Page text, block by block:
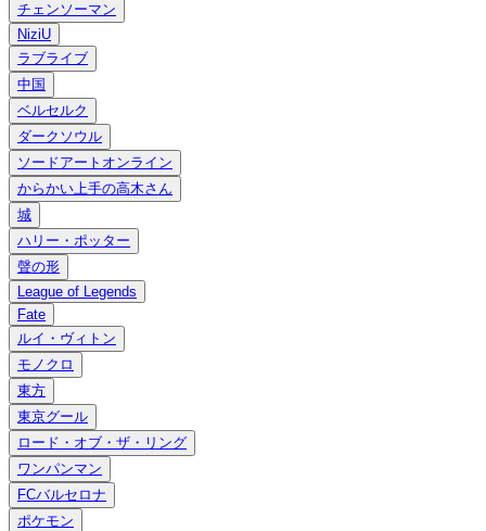
チェンソーマン
NiziU
ラブライブ
中国
ベルセルク
ダークソウル
ソードアートオンライン
からかい上手の高木さん
城
ハリー・ポッター
聲の形
League of Legends
Fate
ルイ・ヴィトン
モノクロ
東方
東京グール
ロード・オブ・ザ・リング
ワンパンマン
FCバルセロナ
ポケモン